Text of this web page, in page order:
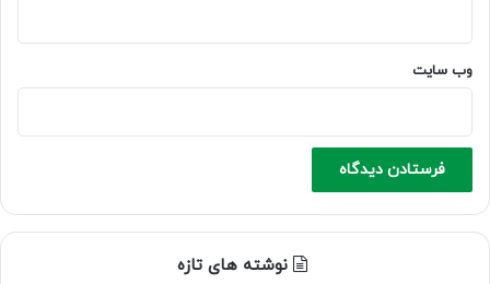
وب‌ سایت
نوشته های تازه